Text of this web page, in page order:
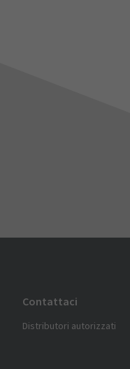
Contattaci
Distributori autorizzati